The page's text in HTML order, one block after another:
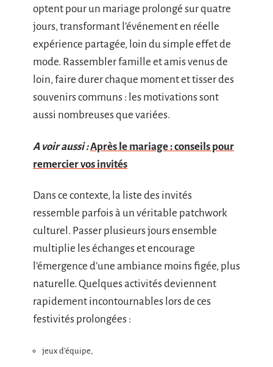
optent pour un mariage prolongé sur quatre
jours, transformant l’événement en réelle
expérience partagée, loin du simple effet de
mode. Rassembler famille et amis venus de
loin, faire durer chaque moment et tisser des
souvenirs communs : les motivations sont
aussi nombreuses que variées.
A voir aussi :Après le mariage : conseils pour
remercier vos invités
Dans ce contexte, la liste des invités
ressemble parfois à un véritable patchwork
culturel. Passer plusieurs jours ensemble
multiplie les échanges et encourage
l’émergence d’une ambiance moins figée, plus
naturelle. Quelques activités deviennent
rapidement incontournables lors de ces
festivités prolongées :
jeux d’équipe,